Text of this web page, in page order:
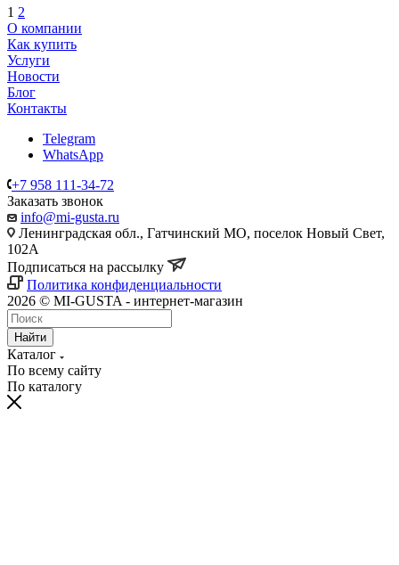
1 2
О компании
Как купить
Услуги
Новости
Блог
Контакты
Telegram
WhatsApp
+7 958 111-34-72
Заказать звонок
info@mi-gusta.ru
Ленинградская обл., Гатчинский МО, поселок Новый Свет,
102А
Подписаться на рассылку
Политика конфиденциальности
2026 © MI-GUSTA - интернет-магазин
Найти
Каталог
По всему сайту
По каталогу